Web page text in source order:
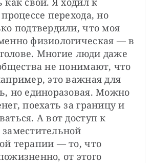
перехода, но
подтвердили, что моя
физиологическая — в
Многие люди даже
не понимают, что
это важная для
но единоразовая. Можно
поехать за границу и
А вот доступ к
терапии — то, что
от этого